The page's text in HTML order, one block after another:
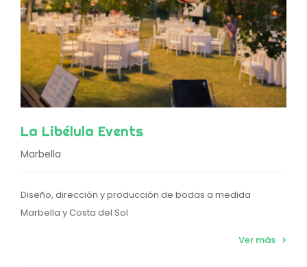
La Libélula Events
Marbella
Diseño, dirección y producción de bodas a medida ·
Marbella y Costa del Sol
Ver más